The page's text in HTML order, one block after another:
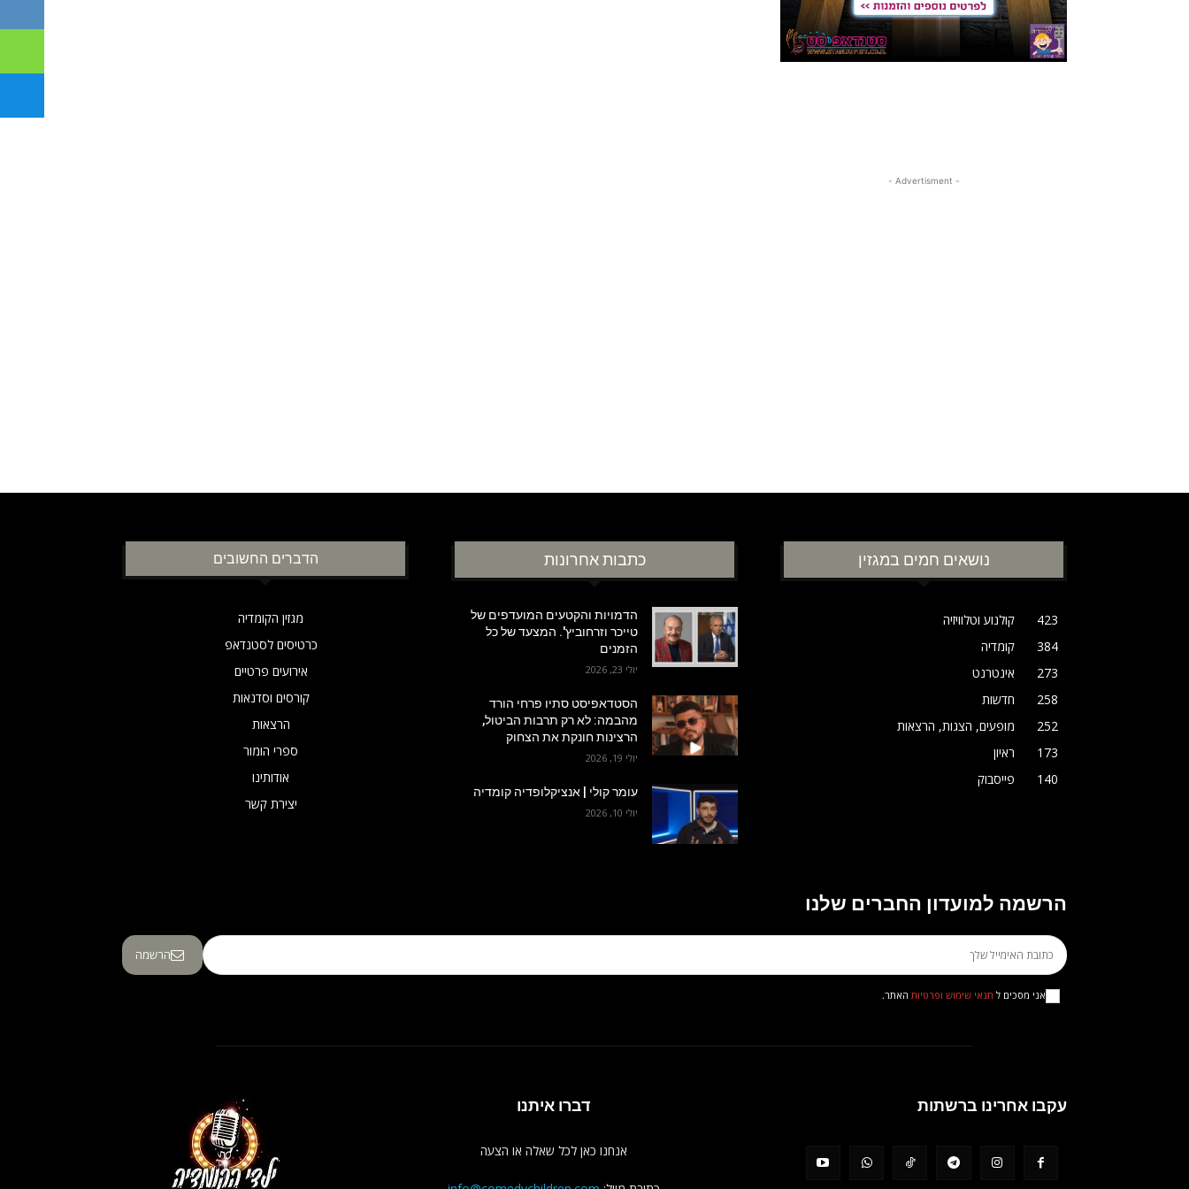
- Advertisment -
הדברים החשובים
מגזין הקומדיה
כרטיסים לסטנדאפ
אירועים פרטיים
קורסים וסדנאות
הרצאות
ספרי הומור
אודותינו
יצירת קשר
כתבות אחרונות
הדמויות והקטעים המועדפים של
טייכר וזרחוביץ'. המצעד של כל
הזמנים
יולי 23, 2026
הסטדאפיסט סתיו פרחי הורד
מהבמה: לא רק תרבות הביטול,
הרצינות חונקת את הצחוק
יולי 19, 2026
עומר קולי | אנציקלופדיה קומדיה
יולי 10, 2026
נושאים חמים במגזין
קולנוע וטלוויזיה
423
קומדיה
384
אינטרנט
273
חדשות
258
מופעים, הצגות, הרצאות
252
ראיון
173
פייסבוק
140
הרשמה למועדון החברים שלנו
הרשמה
אני מסכים ל תנאי שימוש ופרטיותהאתר.
דברו איתנו
אנחנו כאן לכל שאלה או הצעה
עקבו אחרינו ברשתות